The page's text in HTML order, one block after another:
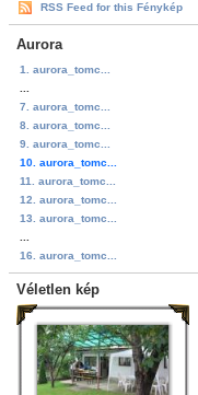
RSS Feed for this Fénykép
Aurora
1. aurora_tomc...
7. aurora_tomc...
8. aurora_tomc...
9. aurora_tomc...
10. aurora_tomc...
11. aurora_tomc...
12. aurora_tomc...
13. aurora_tomc...
16. aurora_tomc...
Véletlen kép